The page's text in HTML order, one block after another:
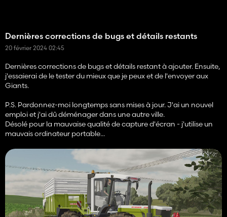
Dernières corrections de bugs et détails restants
20 février 2024 02:45
Dernières corrections de bugs et détails restant à ajouter. Ensuite,
j'essaierai de le tester du mieux que je peux et de l'envoyer aux
Giants.
P.S. Pardonnez-moi longtemps sans mises à jour. J'ai un nouvel
emploi et j'ai dû déménager dans une autre ville.
Désolé pour la mauvaise qualité de capture d'écran - j'utilise un
mauvais ordinateur portable...